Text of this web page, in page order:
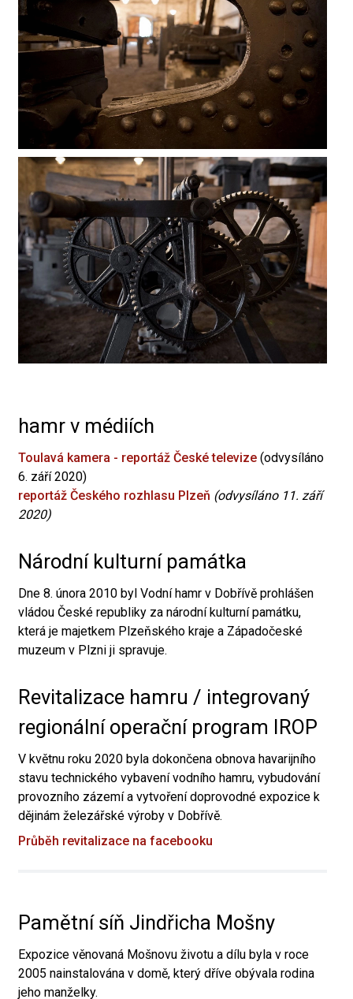
hamr v médiích
Toulavá kamera - reportáž České televize (odvysíláno
6. září 2020)
reportáž Českého rozhlasu Plzeň (odvysíláno 11. září
2020)
Národní kulturní památka
Dne 8. února 2010 byl Vodní hamr v Dobřívě prohlášen
vládou České republiky za národní kulturní památku,
která je majetkem Plzeňského kraje a Západočeské
muzeum v Plzni ji spravuje.
Revitalizace hamru / integrovaný
regionální operační program IROP
V květnu roku 2020 byla dokončena obnova havarijního
stavu technického vybavení vodního hamru, vybudování
provozního zázemí a vytvoření doprovodné expozice k
dějinám železářské výroby v Dobřívě.
Průběh revitalizace na facebooku
Pamětní síň Jindřicha Mošny
Expozice věnovaná Mošnovu životu a dílu byla v roce
2005 nainstalována v domě, který dříve obývala rodina
jeho manželky.